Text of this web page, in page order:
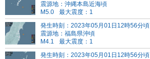
震源地：沖縄本島近海頃
M5.0
最大震度：1
発生時刻：2023年05月01日12時56分頃
震源地：福島県沖頃
M4.1
最大震度：1
発生時刻：2023年05月01日12時56分頃